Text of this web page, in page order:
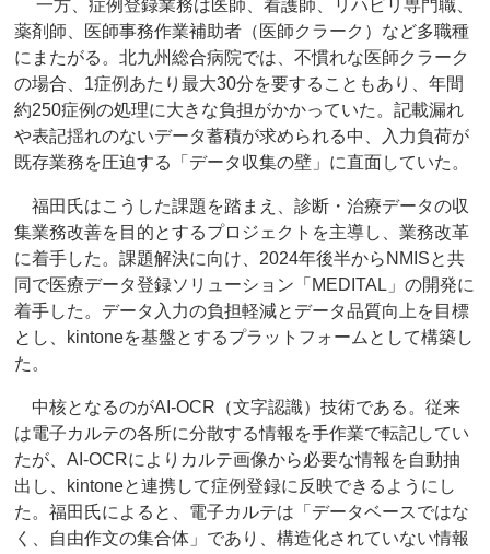
一方、症例登録業務は医師、看護師、リハビリ専門職、
薬剤師、医師事務作業補助者（医師クラーク）など多職種
にまたがる。北九州総合病院では、不慣れな医師クラーク
の場合、1症例あたり最大30分を要することもあり、年間
約250症例の処理に大きな負担がかかっていた。記載漏れ
や表記揺れのないデータ蓄積が求められる中、入力負荷が
既存業務を圧迫する「データ収集の壁」に直面していた。
福田氏はこうした課題を踏まえ、診断・治療データの収
集業務改善を目的とするプロジェクトを主導し、業務改革
に着手した。課題解決に向け、2024年後半からNMISと共
同で医療データ登録ソリューション「MEDITAL」の開発に
着手した。データ入力の負担軽減とデータ品質向上を目標
とし、kintoneを基盤とするプラットフォームとして構築し
た。
中核となるのがAI-OCR（文字認識）技術である。従来
は電子カルテの各所に分散する情報を手作業で転記してい
たが、AI-OCRによりカルテ画像から必要な情報を自動抽
出し、kintoneと連携して症例登録に反映できるようにし
た。福田氏によると、電子カルテは「データベースではな
く、自由作文の集合体」であり、構造化されていない情報